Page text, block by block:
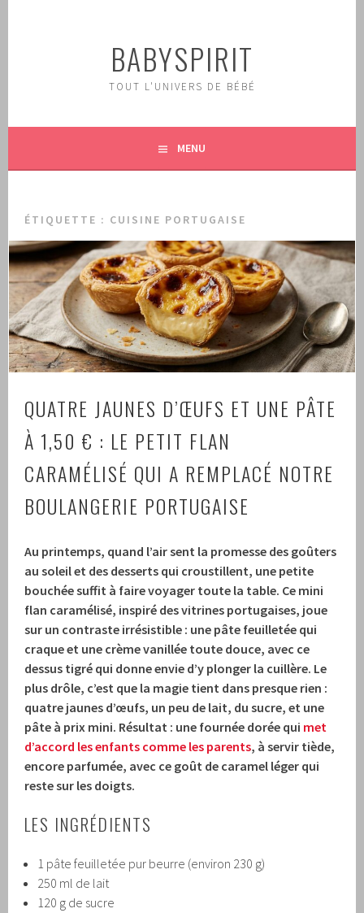
BABYSPIRIT
TOUT L'UNIVERS DE BÉBÉ
MENU
ÉTIQUETTE : CUISINE PORTUGAISE
QUATRE JAUNES D’ŒUFS ET UNE PÂTE
À 1,50 € : LE PETIT FLAN
CARAMÉLISÉ QUI A REMPLACÉ NOTRE
BOULANGERIE PORTUGAISE
Au printemps, quand l’air sent la promesse des goûters
au soleil et des desserts qui croustillent, une petite
bouchée suffit à faire voyager toute la table. Ce mini
flan caramélisé, inspiré des vitrines portugaises, joue
sur un contraste irrésistible : une pâte feuilletée qui
craque et une crème vanillée toute douce, avec ce
dessus tigré qui donne envie d’y plonger la cuillère. Le
plus drôle, c’est que la magie tient dans presque rien :
quatre jaunes d’œufs, un peu de lait, du sucre, et une
pâte à prix mini. Résultat : une fournée dorée qui met
d’accord les enfants comme les parents, à servir tiède,
encore parfumée, avec ce goût de caramel léger qui
reste sur les doigts.
LES INGRÉDIENTS
1 pâte feuilletée pur beurre (environ 230 g)
250 ml de lait
120 g de sucre